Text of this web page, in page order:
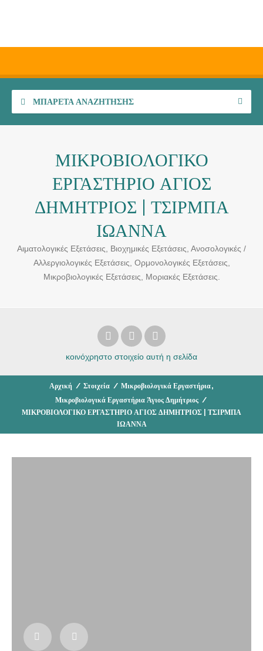
ΜΠΑΡΈΤΑ ΑΝΑΖΉΤΗΣΗΣ
ΜΙΚΡΟΒΙΟΛΟΓΙΚΟ
ΕΡΓΑΣΤΗΡΙΟ ΑΓΙΟΣ
ΔΗΜΗΤΡΙΟΣ | ΤΣΙΡΜΠΑ
ΙΩΑΝΝΑ
Αιματολογικές Εξετάσεις, Βιοχημικές Εξετάσεις, Ανοσολογικές /
Αλλεργιολογικές Εξετάσεις, Ορμονολογικές Εξετάσεις,
Μικροβιολογικές Εξετάσεις, Μοριακές Εξετάσεις.
κοινόχρηστο στοιχείο αυτή η σελίδα
Αρχική / Στοιχεία / Μικροβιολογικά Εργαστήρια,
Μικροβιολογικά Εργαστήρια Άγιος Δημήτριος /
ΜΙΚΡΟΒΙΟΛΟΓΙΚΟ ΕΡΓΑΣΤΗΡΙΟ ΑΓΙΟΣ ΔΗΜΗΤΡΙΟΣ | ΤΣΙΡΜΠΑ
ΙΩΑΝΝΑ